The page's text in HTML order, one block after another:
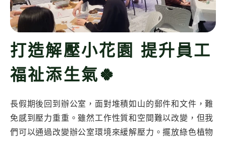
打造解壓小花園 提升員工
福祉添生氣🍀
長假期後回到辦公室，面對堆積如山的郵件和文件，難
免感到壓力重重。雖然工作性質和空間難以改變，但我
們可以通過改變辦公室環境來緩解壓力。擺放綠色植物